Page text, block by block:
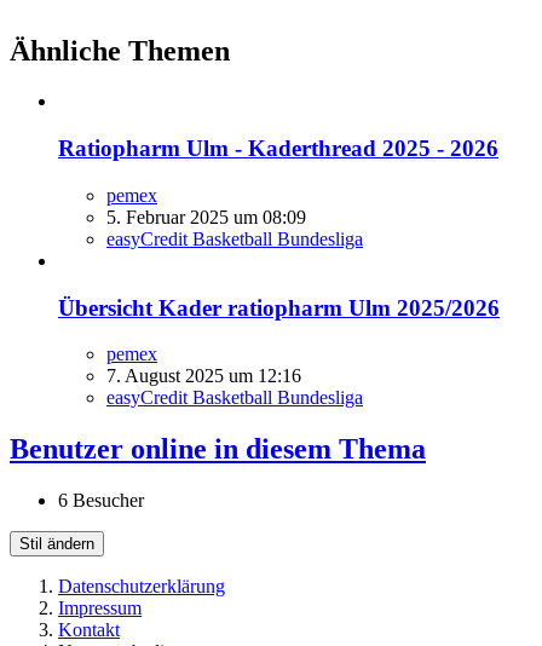
Ähnliche Themen
Ratiopharm Ulm - Kaderthread 2025 - 2026
pemex
5. Februar 2025 um 08:09
easyCredit Basketball Bundesliga
Übersicht Kader ratiopharm Ulm 2025/2026
pemex
7. August 2025 um 12:16
easyCredit Basketball Bundesliga
Benutzer online in diesem Thema
6 Besucher
Stil ändern
Datenschutzerklärung
Impressum
Kontakt